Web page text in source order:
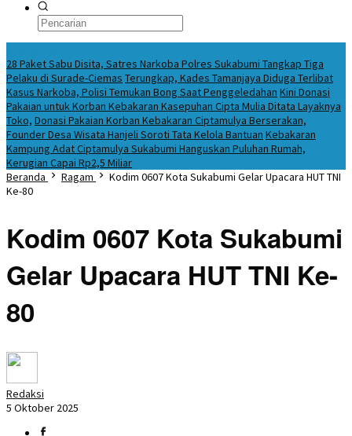
28 Paket Sabu Disita, Satres Narkoba Polres Sukabumi Tangkap Tiga
Pelaku di Surade-Ciemas Terungkap, Kades Tamanjaya Diduga Terlibat
Kasus Narkoba, Polisi Temukan Bong Saat Penggeledahan Kini Donasi
Pakaian untuk Korban Kebakaran Kasepuhan Cipta Mulia Ditata Layaknya
Toko, Donasi Pakaian Korban Kebakaran Ciptamulya Berserakan,
Founder Desa Wisata Hanjeli Soroti Tata Kelola Bantuan Kebakaran
Kampung Adat Ciptamulya Sukabumi Hanguskan Puluhan Rumah,
Kerugian Capai Rp2,5 Miliar
Beranda
Ragam
Kodim 0607 Kota Sukabumi Gelar Upacara HUT TNI
Ke-80
Kodim 0607 Kota Sukabumi
Gelar Upacara HUT TNI Ke-
80
Redaksi
5 Oktober 2025